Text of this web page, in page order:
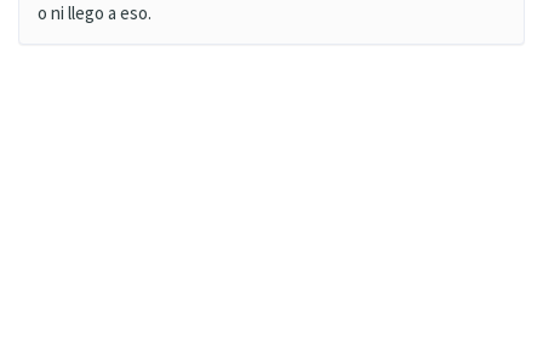
o ni llego a eso.